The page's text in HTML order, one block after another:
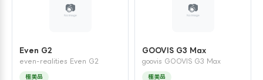
Even G2
even-realities Even G2
極美品
GOOVIS G3 Max
goovis GOOVIS G3 Max
極美品